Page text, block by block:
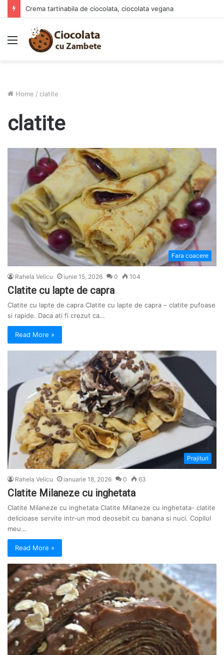
Prajitura Ananas Summer – deliciul racoritor al verii
Menu
Home / clatite
clatite
Fara coacere
Rahela Velicu iunie 15, 2026 0 104
Clatite cu lapte de capra
Clatite cu lapte de capra Clatite cu lapte de capra – clatite pufoase
si rapide. Daca ati fi crezut ca…
Read More »
Prajituri
Rahela Velicu ianuarie 18, 2026 0 63
Clatite Milaneze cu inghetata
Clatite Milaneze cu inghetata Clatite Milaneze cu inghetata- clatite
delicioase servite intr-un mod deosebit cu banana si nuci. Copilul
meu…
Read More »